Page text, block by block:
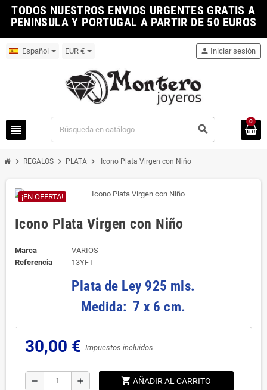
TODOS NUESTROS ENVIOS URGENTES GRATIS A
PENINSULA Y PORTUGAL A PARTIR DE 50 EUROS
Español EUR €
view_headline search
person Iniciar sesión
0
chevron_right REGALOS chevron_right PLATA chevron_right Icono Plata Virgen con Niño
¡EN OFERTA!
Icono Plata Virgen con Niño
Marca
VARIOS
Referencia
13YFT
Plata de Ley 925 mls.
Medida: 7 x 6 cm.
30,00 € Impuestos incluidos
remove add shopping_cart AÑADIR AL CARRITO